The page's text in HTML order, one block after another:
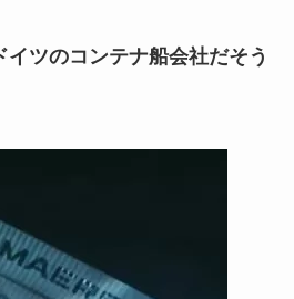
イツのコンテナ船会社だそう